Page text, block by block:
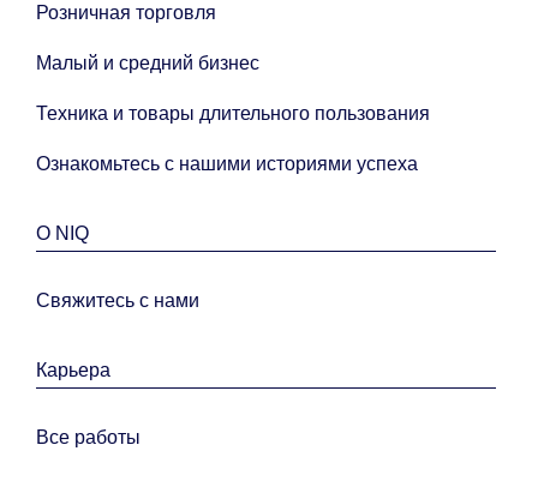
Розничная торговля
Малый и средний бизнес
Техника и товары длительного пользования
Ознакомьтесь с нашими историями успеха
О NIQ
Свяжитесь с нами
Карьера
Все работы